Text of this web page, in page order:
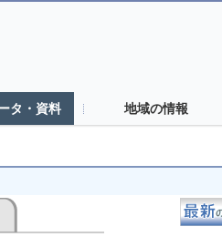
タ・資料 地域の情報